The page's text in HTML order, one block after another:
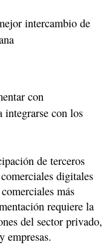
intercambio de
con
integrarse con los
de terceros
digitales
más
requiere la
del sector privado,
empresas.